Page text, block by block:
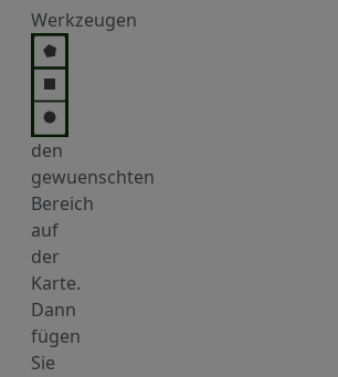
Werkzeugen
den
gewuenschten
Bereich
auf
der
Karte.
Dann
fügen
Sie